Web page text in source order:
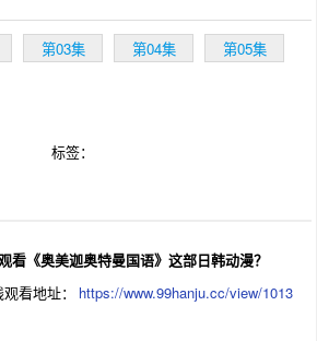
触和了解这些陌生的生命体。当神秘巨型生物
连出现时，尘封的记忆碎片被唤醒，宙人认出
对突然现身的巨型生物，以及手持红色头镖与之
战斗的巨人充满疑惑。为探寻真相，人类开始从
探索“奥特曼为何要守护地球”这一问题的答
。现在正是觉醒之时。
第03集 第04集
第05集
标签：
看《奥美迦奥特曼国语》这部日韩动漫？
看地址：
https://www.99hanju.cc/view/1013